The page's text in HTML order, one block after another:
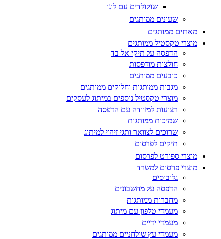
שוקולדים עם לוגו
שעונים ממותגים
מארזים ממותגים
מוצרי טקסטיל ממותגים
הדפסה על תיקי אל בד
חולצות מודפסות
כובעים ממותגים
מגבות ממותגות וחלוקים ממותגים
מוצרי טקסטיל נוספים במיתוג לעסקים
רצועות למזוודה עם הדפסה
שמיכות ממותגות
שרוכים לצוואר ותגי זיהוי למיתוג
תיקים לפרסום
מוצרי ספורט לפרסום
מוצרי פרסום למשרד
גלובוסים
הדפסה על מחשבונים
מחברות ממותגות
מעמדי טלפון עם מיתוג
מעמדי ידיים
מעמדי עץ שולחניים ממותגים